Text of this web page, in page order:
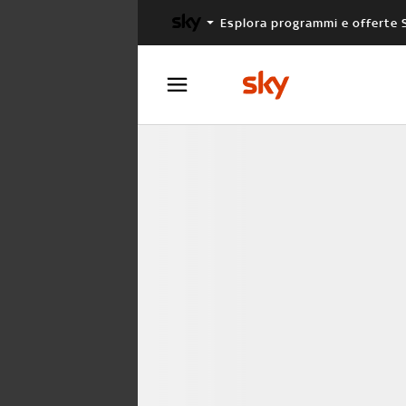
Esplora programmi e offerte